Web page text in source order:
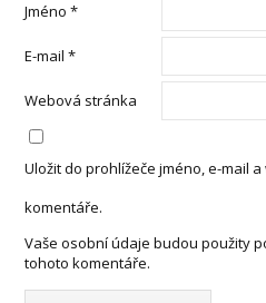
Jméno*
E-mail*
Webová stránka
Uložit do prohlížeče jméno, e-mail
komentáře.
Vaše osobní údaje budou použity
tohoto komentáře.